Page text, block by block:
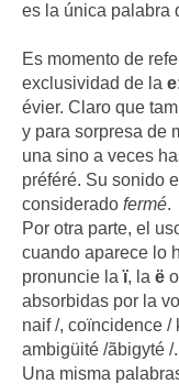
es la única palabra
Es momento de
exclusividad de la e
évier. Claro que
y para sorpresa de
una sino a veces
préféré. Su sonido
considerado fermé.
Por otra parte, el
cuando aparece lo
pronuncie laï, la ë
absorbidas por la
naif /, coïncidence /
ambigüité /ãbigyté /.
Una misma